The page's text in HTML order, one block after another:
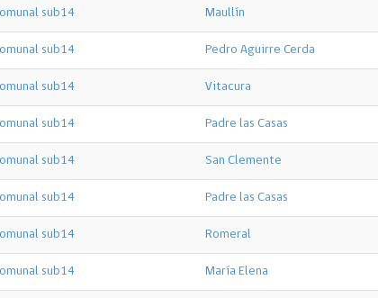
sub14 Maullín
sub14 Pedro Aguirre Cerda
sub14 Vitacura
sub14 Padre las Casas
sub14 San Clemente
sub14 Padre las Casas
sub14 Romeral
sub14 María Elena